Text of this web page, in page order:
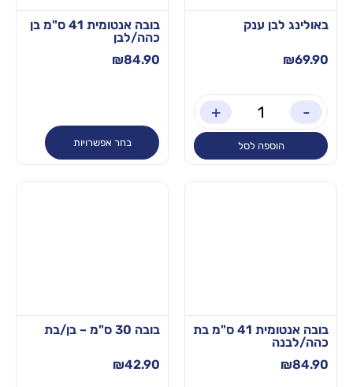
באולינג לבן ענק
₪69.90
-
+
הוספה לסל
בובה אנטומית 41 ס"מ בן
כהה/לבן
₪84.90
בחר אפשרויות
בובה אנטומית 41 ס"מ בת
כהה/לבנה
₪84.90
בובה 30 ס"מ – בן/בת
₪42.90